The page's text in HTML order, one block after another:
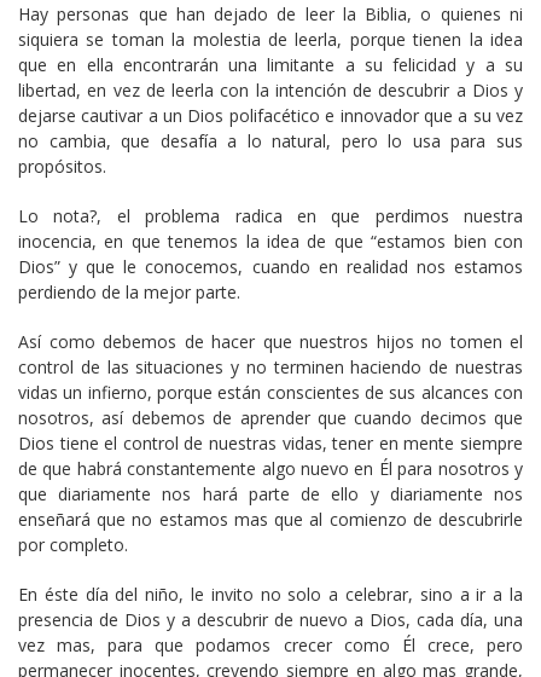
Hay personas que han dejado de leer la Biblia, o quienes ni
siquiera se toman la molestia de leerla, porque tienen la idea
que en ella encontrarán una limitante a su felicidad y a su
libertad, en vez de leerla con la intención de descubrir a Dios y
dejarse cautivar a un Dios polifacético e innovador que a su vez
no cambia, que desafía a lo natural, pero lo usa para sus
propósitos.
Lo nota?, el problema radica en que perdimos nuestra
inocencia, en que tenemos la idea de que “estamos bien con
Dios” y que le conocemos, cuando en realidad nos estamos
perdiendo de la mejor parte.
Así como debemos de hacer que nuestros hijos no tomen el
control de las situaciones y no terminen haciendo de nuestras
vidas un infierno, porque están conscientes de sus alcances con
nosotros, así debemos de aprender que cuando decimos que
Dios tiene el control de nuestras vidas, tener en mente siempre
de que habrá constantemente algo nuevo en Él para nosotros y
que diariamente nos hará parte de ello y diariamente nos
enseñará que no estamos mas que al comienzo de descubrirle
por completo.
En éste día del niño, le invito no solo a celebrar, sino a ir a la
presencia de Dios y a descubrir de nuevo a Dios, cada día, una
vez mas, para que podamos crecer como Él crece, pero
permanecer inocentes, creyendo siempre en algo mas grande,